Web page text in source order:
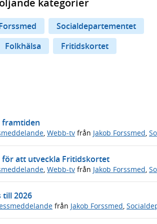
Socialdepartementet
Folkhälsa Fritidskortet
framtiden
, Webb-tv från Jakob Forssmed,
att utveckla Fritidskortet
, Webb-tv från Jakob Forssmed,
2026
från Jakob Forssmed